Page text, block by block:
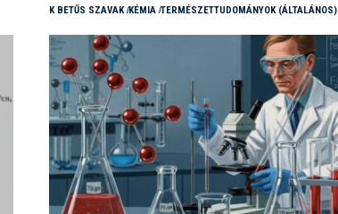
K BETŰS SZAVAK KÉMIA TERMÉSZETTUDOMÁNYOK (ÁLTALÁNOS)